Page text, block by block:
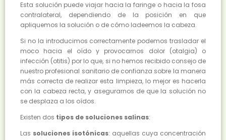
Esta solución puede viajar hacia la faringe o hacia la fosa
contralateral, dependiendo de la posición en que
apliquemos la solución o de cómo ladeemos la cabeza.
Si no la introducimos correctamente podemos trasladar el
moco hacia el oído y provocarnos dolor (otalgia) o
infección (otitis) por lo que, si no hemos recibido consejo de
nuestro profesional sanitario de confianza sobre la manera
más correcta de realizar esta limpieza, lo mejor es hacerla
con la cabeza recta, y asegurarnos de que la solución no
se desplaza a los oídos.
Existen dos tipos de soluciones salinas:
Las soluciones isotónicas: aquellas cuya concentración